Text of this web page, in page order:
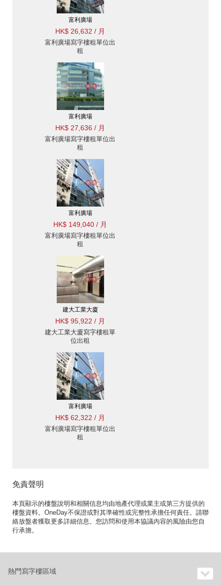
富利廣場
HK$ 26,632 / 月
富利廣場寫字樓租單位出
租
富利廣場
HK$ 27,636 / 月
富利廣場寫字樓租單位出
租
富利廣場
HK$ 149,040 / 月
富利廣場寫字樓租單位出
租
建大工業大廈
HK$ 95,922 / 月
建大工業大廈寫字樓租單
位出租
富利廣場
HK$ 62,322 / 月
富利廣場寫字樓租單位出
租
免責聲明
本頁顯示的樓盤說明和相關信息均由地產代理或業主或第三方提供的
樓盤資料。OneDay不保證或對其準確性或完整性承擔任何責任。請聯
絡放盤者獲取更多詳細信息。您訪問和使用本協議內容的風險由您自
行承擔。
熱門寫字樓區域